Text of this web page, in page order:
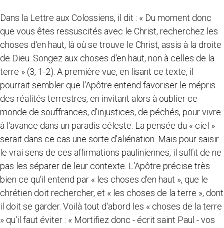
Dans la Lettre aux Colossiens, il dit : « Du moment donc
que vous êtes ressuscités avec le Christ, recherchez les
choses d'en haut, là où se trouve le Christ, assis à la droite
de Dieu. Songez aux choses d'en haut, non à celles de la
terre » (3, 1-2). A première vue, en lisant ce texte, il
pourrait sembler que l'Apôtre entend favoriser le mépris
des réalités terrestres, en invitant alors à oublier ce
monde de souffrances, d'injustices, de péchés, pour vivre
à l'avance dans un paradis céleste. La pensée du « ciel »
serait dans ce cas une sorte d'aliénation. Mais pour saisir
le vrai sens de ces affirmations pauliniennes, il suffit de ne
pas les séparer de leur contexte. L'Apôtre précise très
bien ce qu'il entend par « les choses d'en haut », que le
chrétien doit rechercher, et « les choses de la terre », dont
il doit se garder. Voilà tout d'abord les « choses de la terre
» qu'il faut éviter : « Mortifiez donc - écrit saint Paul - vos